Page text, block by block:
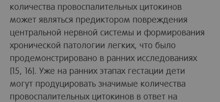
количества провоспалительных цитокинов
может являться предиктором повреждения
центральной нервной системы и формирования
хронической патологии легких, что было
продемонстрировано в ранних исследованиях
[15, 16]. Уже на ранних этапах гестации дети
могут продуцировать значимые количества
провоспалительных цитокинов в ответ на